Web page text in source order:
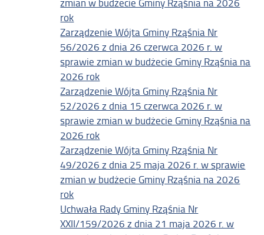
rok
Zarządzenie Wójta Gminy Rząśnia Nr
56/2026 z dnia 26 czerwca 2026 r. w
sprawie zmian w budżecie Gminy Rząśnia na
2026 rok
Zarządzenie Wójta Gminy Rząśnia Nr
52/2026 z dnia 15 czerwca 2026 r. w
sprawie zmian w budżecie Gminy Rząśnia na
2026 rok
Zarządzenie Wójta Gminy Rząśnia Nr
49/2026 z dnia 25 maja 2026 r. w sprawie
zmian w budżecie Gminy Rząśnia na 2026
rok
Uchwała Rady Gminy Rząśnia Nr
XXII/159/2026 z dnia 21 maja 2026 r. w